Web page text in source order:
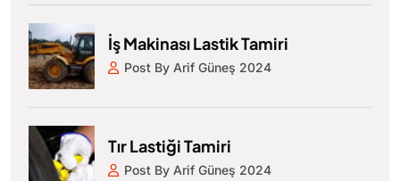
İş Makinası Lastik Tamiri
Post By Arif Güneş 2024
Tır Lastiği Tamiri
Post By Arif Güneş 2024